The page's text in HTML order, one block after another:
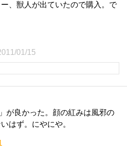
、獣人が出ていたので購入。で
01/15
が良かった。顔の紅みは風邪の
はず。にやにや。